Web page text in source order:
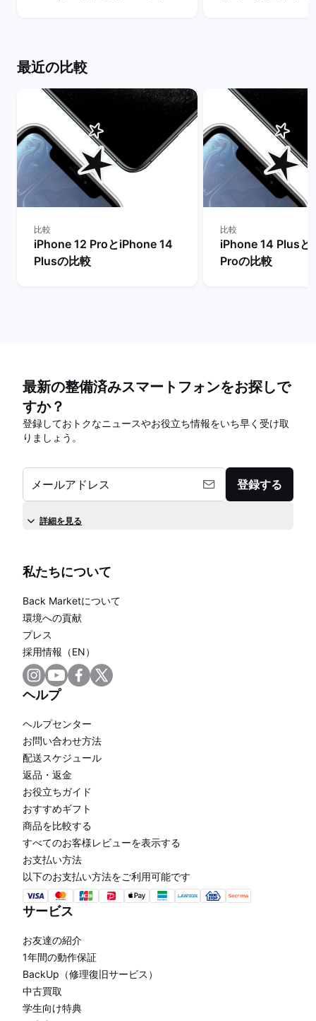
最近の比較
比較
iPhone 12 ProとiPhone 14
Plusの比較
比較
iPhone 14 Plusと
Proの比較
最新の整備済みスマートフォンをお探しで
すか？
登録しておトクなニュースやお役立ち情報をいち早く受け取
りましょう。
メールアドレス 登録する
詳細を見る
私たちについて
Back Marketについて
環境への貢献
プレス
採用情報（EN）
ヘルプ
ヘルプセンター
お問い合わせ方法
配送スケジュール
返品・返金
お役立ちガイド
おすすめギフト
商品を比較する
すべてのお客様レビューを表示する
お支払い方法
以下のお支払い方法をご利用可能です
サービス
お友達の紹介
1年間の動作保証
BackUp（修理復旧サービス）
中古買取
学生向け特典